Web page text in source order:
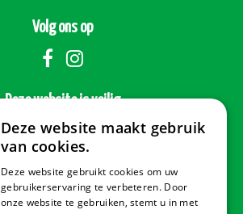
Volg ons op
Deze website is veilig
Veilig betalen
Deze website maakt gebruik
van cookies.
Deze website gebruikt cookies om uw
gebruikerservaring te verbeteren. Door
onze website te gebruiken, stemt u in met